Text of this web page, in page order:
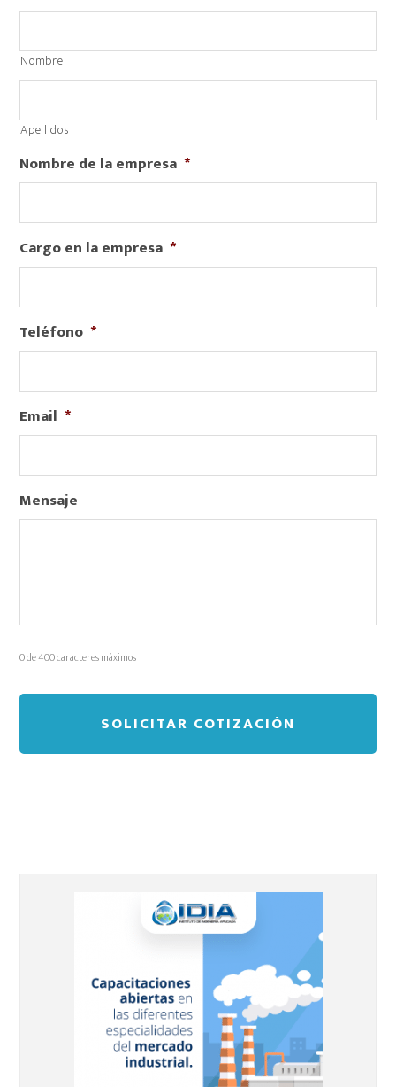
Nombre
Apellidos
Nombre de la empresa *
Cargo en la empresa *
Teléfono *
Email *
Mensaje
0 de 400 caracteres máximos
principal